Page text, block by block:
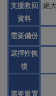
支援救回
資料
絕
需要備份
選擇性恢
復
需要重置